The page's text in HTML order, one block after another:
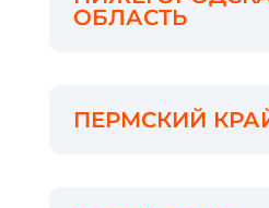
ОБЛАСТЬ
ПЕРМСКИЙ